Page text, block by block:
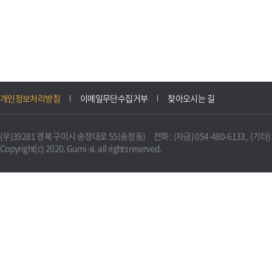
개인정보처리방침 이메일무단수집거부 찾아오시는 길
(우)39281 경북 구미시 송정대로 55(송정동) 전화 : (자금) 054-480-6133, (기타
Copyright(c) 2020. Gumi-si. all rights reserved.